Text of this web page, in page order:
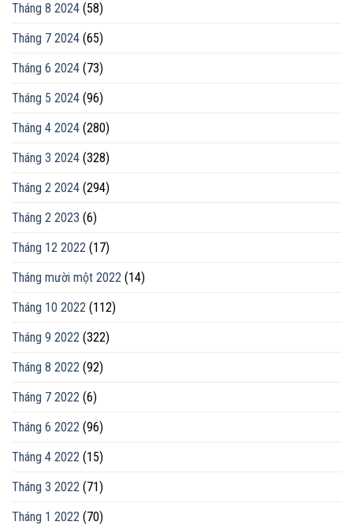
Tháng 8 2024 (58)
Tháng 7 2024 (65)
Tháng 6 2024 (73)
Tháng 5 2024 (96)
Tháng 4 2024 (280)
Tháng 3 2024 (328)
Tháng 2 2024 (294)
Tháng 2 2023 (6)
Tháng 12 2022 (17)
Tháng mười một 2022 (14)
Tháng 10 2022 (112)
Tháng 9 2022 (322)
Tháng 8 2022 (92)
Tháng 7 2022 (6)
Tháng 6 2022 (96)
Tháng 4 2022 (15)
Tháng 3 2022 (71)
Tháng 1 2022 (70)